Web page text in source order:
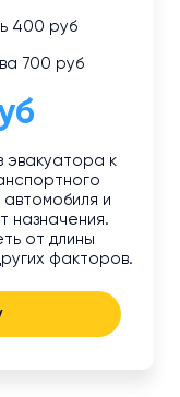
400 руб
700 руб
эвакуатора к
автомобиля и
назначения.
от длины
факторов.